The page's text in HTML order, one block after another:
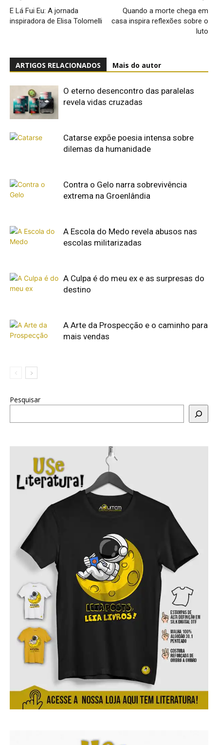
E Lá Fui Eu: A jornada
inspiradora de Elisa Tolomelli
Quando a morte chega em
casa inspira reflexões sobre o
luto
ARTIGOS RELACIONADOS Mais do autor
O eterno desencontro das paralelas
revela vidas cruzadas
Catarse expõe poesia intensa sobre
dilemas da humanidade
Contra o Gelo narra sobrevivência
extrema na Groenlândia
A Escola do Medo revela abusos nas
escolas militarizadas
A Culpa é do meu ex e as surpresas do
destino
A Arte da Prospecção e o caminho para
mais vendas
Pesquisar